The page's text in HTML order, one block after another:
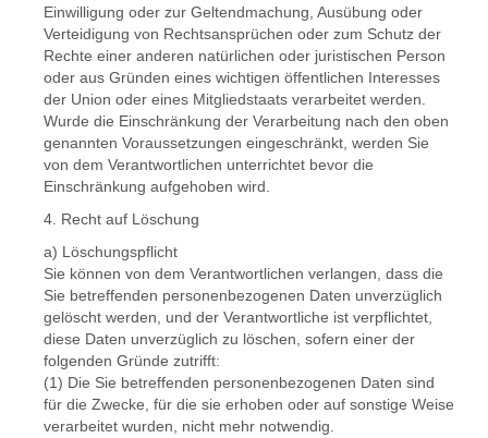
Einwilligung oder zur Geltendmachung, Ausübung oder
Verteidigung von Rechtsansprüchen oder zum Schutz der
Rechte einer anderen natürlichen oder juristischen Person
oder aus Gründen eines wichtigen öffentlichen Interesses
der Union oder eines Mitgliedstaats verarbeitet werden.
Wurde die Einschränkung der Verarbeitung nach den oben
genannten Voraussetzungen eingeschränkt, werden Sie
von dem Verantwortlichen unterrichtet bevor die
Einschränkung aufgehoben wird.
4. Recht auf Löschung
a) Löschungspflicht
Sie können von dem Verantwortlichen verlangen, dass die
Sie betreffenden personenbezogenen Daten unverzüglich
gelöscht werden, und der Verantwortliche ist verpflichtet,
diese Daten unverzüglich zu löschen, sofern einer der
folgenden Gründe zutrifft:
(1) Die Sie betreffenden personenbezogenen Daten sind
für die Zwecke, für die sie erhoben oder auf sonstige Weise
verarbeitet wurden, nicht mehr notwendig.